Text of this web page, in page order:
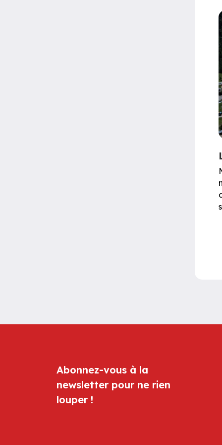
Abonnez-vous à la
newsletter pour ne rien
louper !